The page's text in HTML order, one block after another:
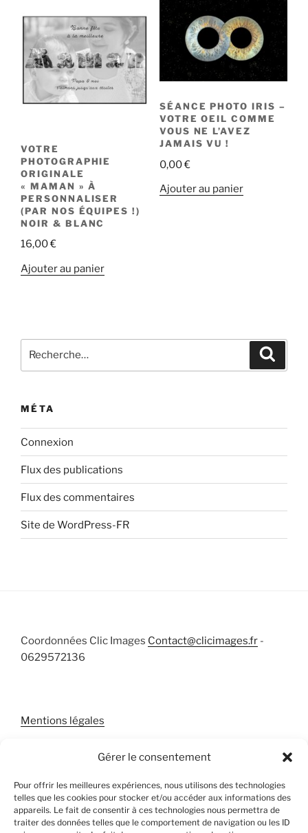
Gérer le consentement
Pour offrir les meilleures expériences, nous utilisons des technologies
telles que les cookies pour stocker et/ou accéder aux informations des
appareils. Le fait de consentir à ces technologies nous permettra de
traiter des données telles que le comportement de navigation ou les ID
VOTRE
PHOTOGRAPHIE
ORIGINALE
« MAMAN » À
PERSONNALISER
(PAR NOS ÉQUIPES !)
NOIR & BLANC
16,00€
Ajouter au panier
SÉANCE PHOTO IRIS –
VOTRE OEIL COMME
VOUS NE L’AVEZ
JAMAIS VU !
0,00€
Ajouter au panier
pour
MÉTA
Connexion
Flux des publications
Flux des commentaires
Site de WordPress-FR
Coordonnées Clic Images Contact@clicimages.fr -
0629572136
Mentions légales